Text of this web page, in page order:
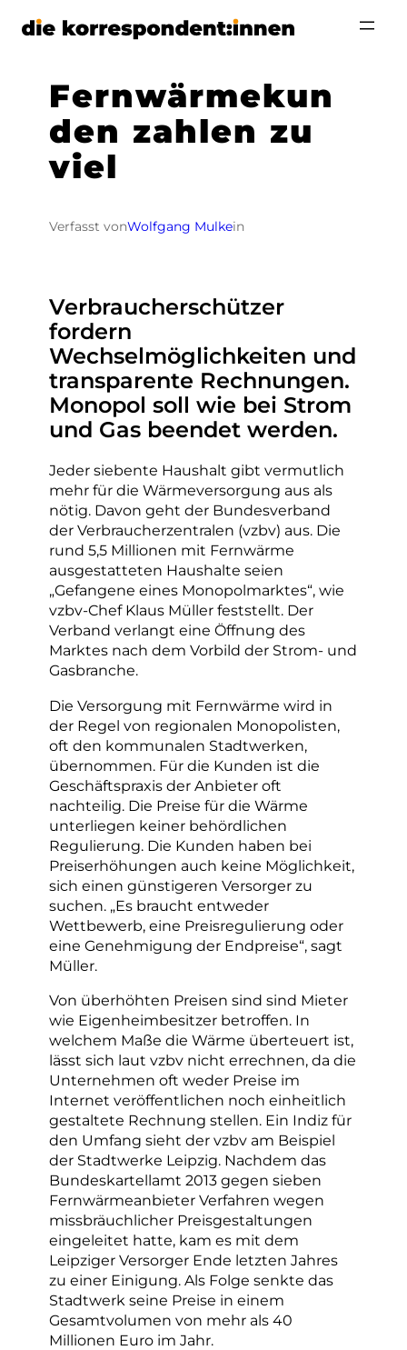
Zum
Fernwärmekun
den zahlen zu
viel
Verfasst vonWolfgang Mulkein
Verbraucherschützer
fordern
Wechselmöglichkeiten und
transparente Rechnungen.
Monopol soll wie bei Strom
und Gas beendet werden.
Jeder siebente Haushalt gibt vermutlich
mehr für die Wärmeversorgung aus als
nötig. Davon geht der Bundesverband
der Verbraucherzentralen (vzbv) aus. Die
rund 5,5 Millionen mit Fernwärme
ausgestatteten Haushalte seien
„Gefangene eines Monopolmarktes“, wie
vzbv-Chef Klaus Müller feststellt. Der
Verband verlangt eine Öffnung des
Marktes nach dem Vorbild der Strom- und
Gasbranche.
Die Versorgung mit Fernwärme wird in
der Regel von regionalen Monopolisten,
oft den kommunalen Stadtwerken,
übernommen. Für die Kunden ist die
Geschäftspraxis der Anbieter oft
nachteilig. Die Preise für die Wärme
unterliegen keiner behördlichen
Regulierung. Die Kunden haben bei
Preiserhöhungen auch keine Möglichkeit,
sich einen günstigeren Versorger zu
suchen. „Es braucht entweder
Wettbewerb, eine Preisregulierung oder
eine Genehmigung der Endpreise“, sagt
Müller.
Von überhöhten Preisen sind sind Mieter
wie Eigenheimbesitzer betroffen. In
welchem Maße die Wärme überteuert ist,
lässt sich laut vzbv nicht errechnen, da die
Unternehmen oft weder Preise im
Internet veröffentlichen noch einheitlich
gestaltete Rechnung stellen. Ein Indiz für
den Umfang sieht der vzbv am Beispiel
der Stadtwerke Leipzig. Nachdem das
Bundeskartellamt 2013 gegen sieben
Fernwärmeanbieter Verfahren wegen
missbräuchlicher Preisgestaltungen
eingeleitet hatte, kam es mit dem
Leipziger Versorger Ende letzten Jahres
zu einer Einigung. Als Folge senkte das
Stadtwerk seine Preise in einem
Gesamtvolumen von mehr als 40
Millionen Euro im Jahr.